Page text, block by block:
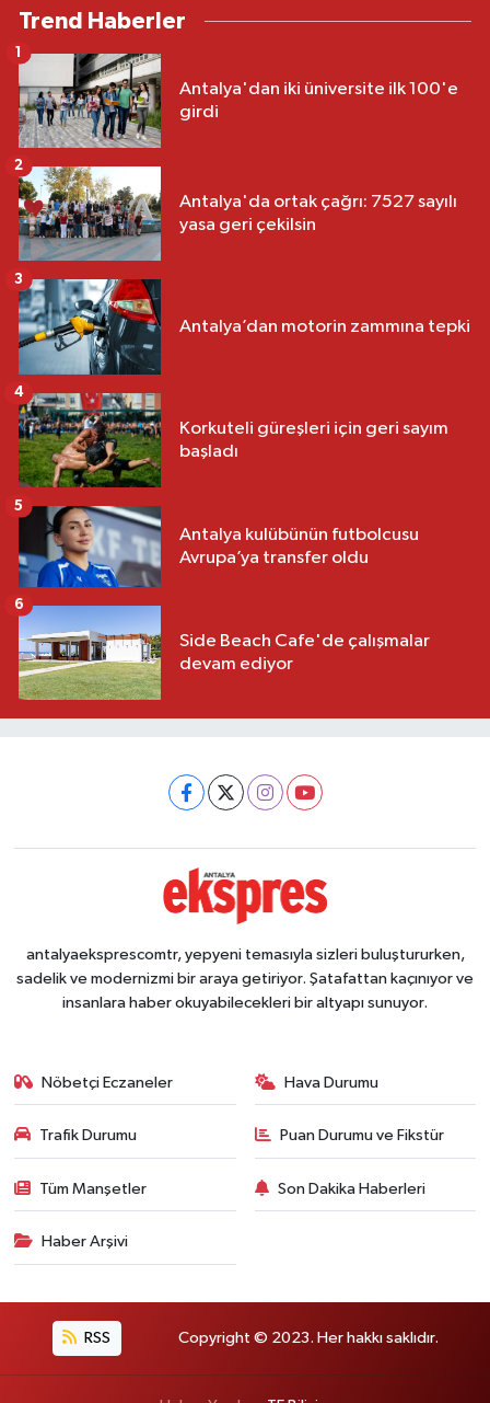
Trend Haberler
Antalya'dan iki üniversite ilk 100'e
girdi
1
Antalya'da ortak çağrı: 7527 sayılı
yasa geri çekilsin
2
Antalya’dan motorin zammına tepki
3
Korkuteli güreşleri için geri sayım
başladı
4
Antalya kulübünün futbolcusu
Avrupa’ya transfer oldu
5
Side Beach Cafe'de çalışmalar
devam ediyor
6
antalyaeksprescomtr, yepyeni temasıyla sizleri buluştururken,
sadelik ve modernizmi bir araya getiriyor. Şatafattan kaçınıyor ve
insanlara haber okuyabilecekleri bir altyapı sunuyor.
Nöbetçi Eczaneler Hava Durumu
Trafik Durumu Puan Durumu ve Fikstür
Tüm Manşetler Son Dakika Haberleri
Haber Arşivi
RSS Copyright © 2023. Her hakkı saklıdır.